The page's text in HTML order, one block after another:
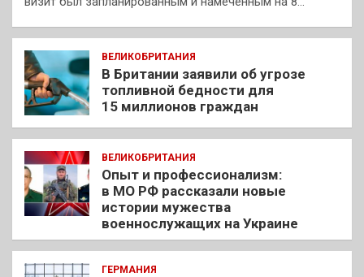
ВЕЛИКОБРИТАНИЯ
В Британии заявили об угрозе
топливной бедности для
15 миллионов граждан
ВЕЛИКОБРИТАНИЯ
Опыт и профессионализм:
в МО РФ рассказали новые
истории мужества
военнослужащих на Украине
ГЕРМАНИЯ